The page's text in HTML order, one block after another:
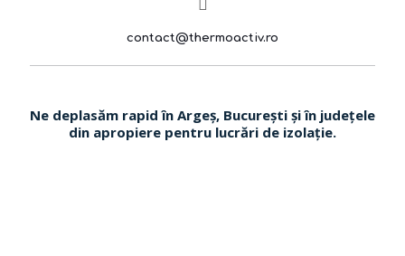
contact@thermoactiv.ro
Ne deplasăm rapid în Argeș, București și în județele
din apropiere pentru lucrări de izolație.